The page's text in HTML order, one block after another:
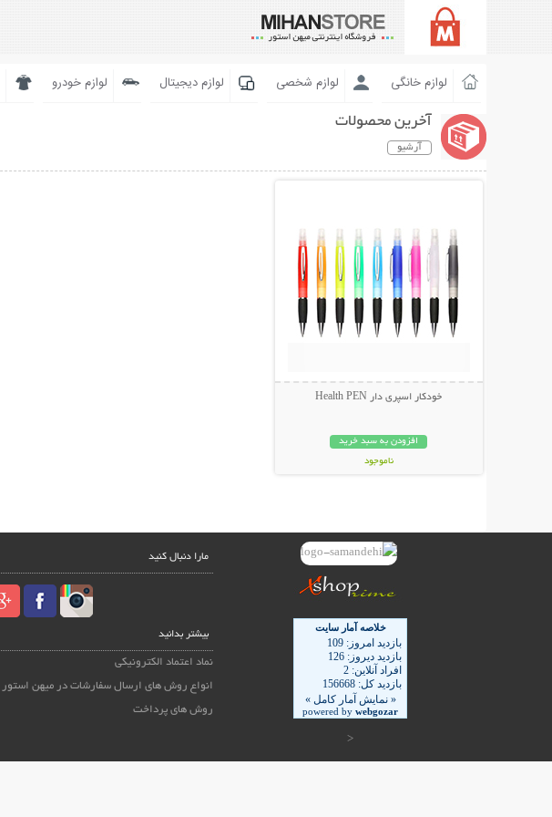
لوازم خانگی لوازم شخصی لوازم دیجیتال لوازم خودرو
آخرین محصولات
آرشیو
خودکار اسپری دار Health PEN
افزودن به سبد خرید
ناموجود
<
مارا دنبال کنید
بیشتر بدانید
نماد اعتماد الکترونیکی
انواع روش های ارسال سفارشات در میهن استور
روش های پرداخت